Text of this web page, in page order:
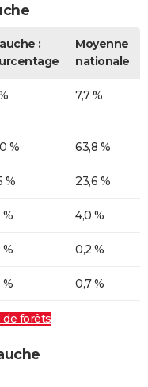
:
Moyenne
nationale
7,7 %
% 63,8 %
% 23,6 %
% 4,0 %
% 0,2 %
% 0,7 %
de forêts